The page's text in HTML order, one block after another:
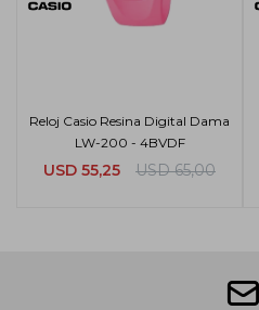
Reloj Casio Resina Digital Dama
LW-200 - 4BVDF
USD 55,25 USD 65,00